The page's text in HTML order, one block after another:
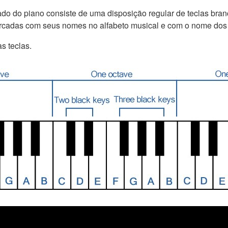
do piano consiste de uma disposição regular de teclas
com seus nomes no alfabeto musical e com o nome
teclas.